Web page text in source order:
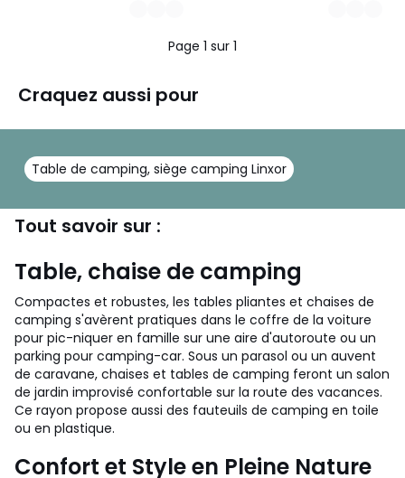
Page 1 sur 1
Craquez aussi pour
Table de camping, siège camping Linxor
Tout savoir sur :
Table, chaise de camping
Compactes et robustes, les tables pliantes et chaises de
camping s'avèrent pratiques dans le coffre de la voiture
pour pic-niquer en famille sur une aire d'autoroute ou un
parking pour camping-car. Sous un parasol ou un auvent
de caravane, chaises et tables de camping feront un salon
de jardin improvisé confortable sur la route des vacances.
Ce rayon propose aussi des fauteuils de camping en toile
ou en plastique.
Confort et Style en Pleine Nature